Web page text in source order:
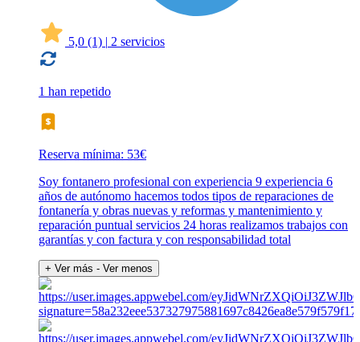
5,0 (1) | 2 servicios
1 han repetido
Reserva mínima: 53€
Soy fontanero profesional con experiencia 9 experiencia 6
años de autónomo hacemos todos tipos de reparaciones de
fontanería y obras nuevas y reformas y mantenimiento y
reparación puntual servicios 24 horas realizamos trabajos con
garantías y con factura y con responsabilidad total
+ Ver más - Ver menos